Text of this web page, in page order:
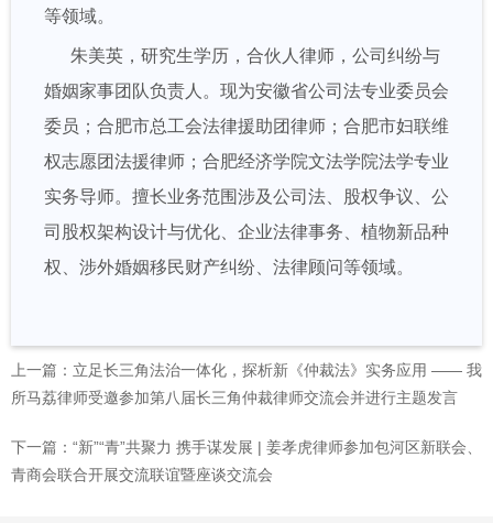
等领域。
朱美英，研究生学历，合伙人律师，公司纠纷与
婚姻家事团队负责人。现为安徽省公司法专业委员会
委员；合肥市总工会法律援助团律师；合肥市妇联维
权志愿团法援律师；合肥经济学院文法学院法学专业
实务导师。擅长业务范围涉及公司法、股权争议、公
司股权架构设计与优化、企业法律事务、植物新品种
权、涉外婚姻移民财产纠纷、法律顾问等领域。
上一篇：立足长三角法治一体化，探析新《仲裁法》实务应用 —— 我
所马荔律师受邀参加第八届长三角仲裁律师交流会并进行主题发言
下一篇：“新”“青”共聚力 携手谋发展 | 姜孝虎律师参加包河区新联会、
青商会联合开展交流联谊暨座谈交流会